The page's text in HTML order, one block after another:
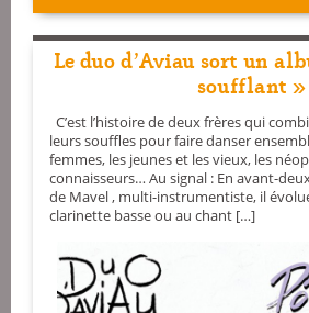
Le duo d’Aviau sort un
soufflant »
C’est l’histoire de deux frères qui
leurs souffles pour faire danser
femmes, les jeunes et les vieux, les
connaisseurs… Au signal : En avant-
de Mavel , multi-instrumentiste, il
clarinette basse ou au chant […]